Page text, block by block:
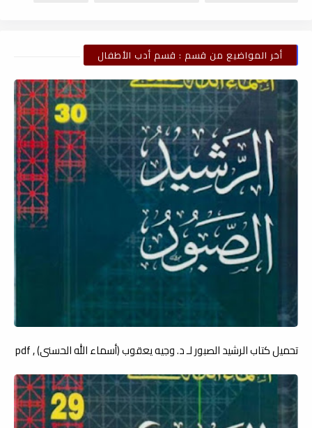
أخر المواضيع من قسم : قسم أدب الأطفال
تحميل كتاب الرشيد الصبور لـ د. وجيه يعقوب (أسماء الله الحسنى) , pdf